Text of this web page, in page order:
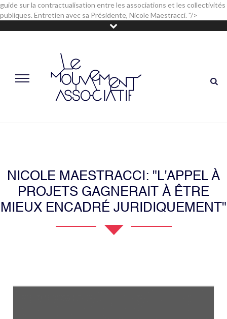
guide sur la contractualisation entre les associations et les collectivités
publiques. Entretien avec sa Présidente, Nicole Maestracci. "/>
NICOLE MAESTRACCI: "L'APPEL À
PROJETS GAGNERAIT À ÊTRE
MIEUX ENCADRÉ JURIDIQUEMENT"